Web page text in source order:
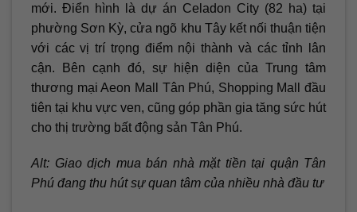
mới. Điển hình là dự án Celadon City (82 ha) tại
phường Sơn Kỳ, cửa ngõ khu Tây kết nối thuận tiện
với các vị trí trọng điểm nội thành và các tỉnh lân
cận. Bên cạnh đó, sự hiện diện của Trung tâm
thương mại Aeon Mall Tân Phú, Shopping Mall đầu
tiên tại khu vực ven, cũng góp phần gia tăng sức hút
cho thị trường bất động sản Tân Phú.
Alt: Giao dịch mua bán nhà mặt tiền tại quận Tân
Phú đang thu hút sự quan tâm của nhiều nhà đầu tư